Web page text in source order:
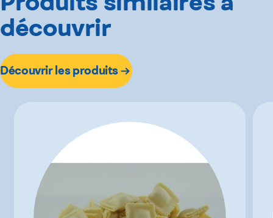
découvrir
Découvrir les produits